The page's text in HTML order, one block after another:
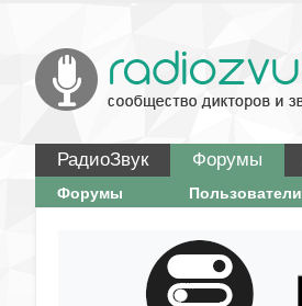
РадиоЗвук Форумы
Форумы Пользователи